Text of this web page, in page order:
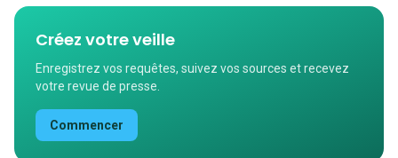
Créez votre veille
Enregistrez vos requêtes, suivez vos sources et recevez
votre revue de presse.
Commencer